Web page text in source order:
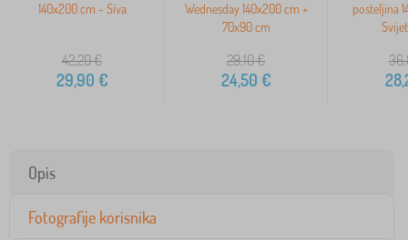
140x200 cm - Siva
42,20€
29,90 €
Wednesday 140x200 cm +
70x90 cm
29,10€
24,50 €
posteljina
Opis
Fotografije korisnika